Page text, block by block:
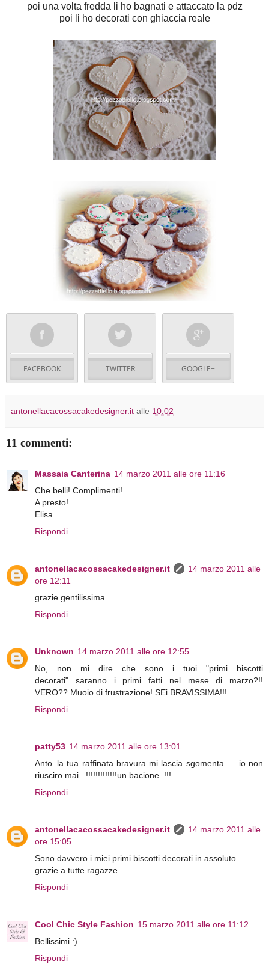
poi una volta fredda li ho bagnati e attaccato la pdz
poi li ho decorati con ghiaccia reale
FACEBOOK TWITTER GOOGLE+
antonellacacossacakedesigner.it alle 10:02
11 commenti:
Massaia Canterina 14 marzo 2011 alle ore 11:16
Che belli! Complimenti!
A presto!
Elisa
Rispondi
antonellacacossacakedesigner.it
14 marzo 2011 alle
ore 12:11
grazie gentilissima
Rispondi
Unknown 14 marzo 2011 alle ore 12:55
No, non mi dire che sono i tuoi "primi biscotti
decorati"...saranno i primi fatti nel mese di marzo?!!
VERO?? Muoio di frustrazione! SEi BRAVISSIMA!!!
Rispondi
patty53 14 marzo 2011 alle ore 13:01
Anto..la tua raffinata bravura mi lascia sgomenta .....io non
riusciro mai...!!!!!!!!!!!!!un bacione..!!!
Rispondi
antonellacacossacakedesigner.it
14 marzo 2011 alle
ore 15:05
Sono davvero i miei primi biscotti decorati in assoluto...
grazie a tutte ragazze
Rispondi
Cool Chic Style Fashion 15 marzo 2011 alle ore 11:12
Bellissimi :)
Rispondi